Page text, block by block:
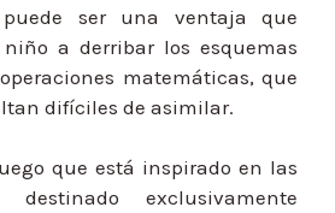
ser una ventaja que
a derribar los esquemas
matemáticas, que
difíciles de asimilar.
que está inspirado en las
destinado exclusivamente